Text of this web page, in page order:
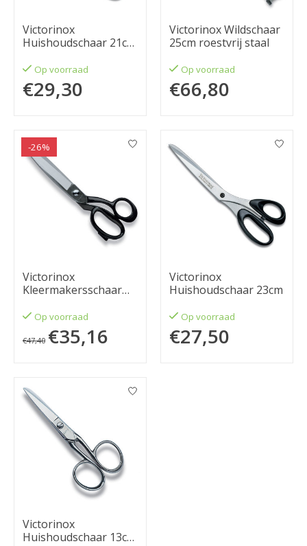
Victorinox
Huishoudschaar 21cm
Op voorraad
€29,30
Victorinox Wildschaar
25cm roestvrij staal
Op voorraad
€66,80
-26%
Victorinox
Kleermakersschaar
Op voorraad
€47,40 €35,16
Victorinox
Huishoudschaar 23cm
Op voorraad
€27,50
Victorinox
Huishoudschaar 13cm